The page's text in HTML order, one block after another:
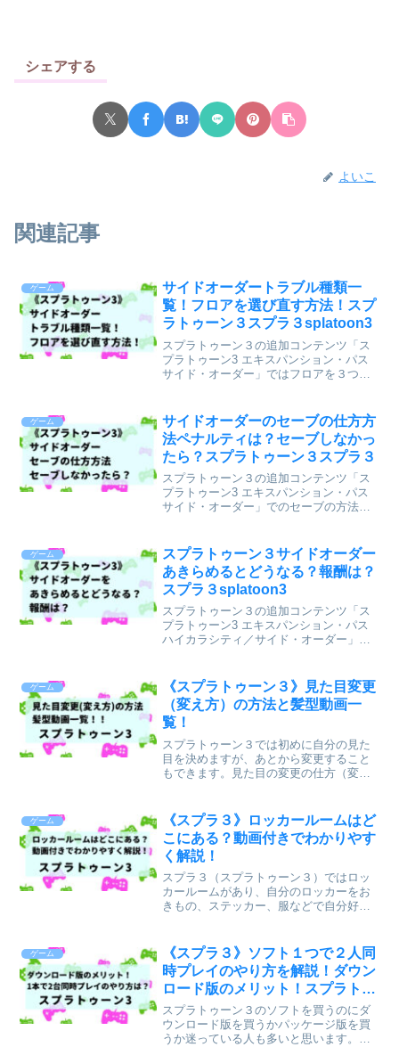
シェアする
よいこ
関連記事
ゲーム
サイドオーダートラブル種類一
覧！フロアを選び直す方法！スプ
ラトゥーン３スプラ３splatoon3
スプラトゥーン３の追加コンテンツ「ス
プラトゥーン3 エキスパンション・パス
サイド・オーダー」ではフロアを３つか
フロアクリアが一気に難しくなってしま
い、フロア選びに迷う...
ゲーム
サイドオーダーのセーブの仕方方
法ペナルティは？セーブしなかっ
たら？スプラトゥーン３スプラ３
スプラトゥーン３の追加コンテンツ「ス
プラトゥーン3 エキスパンション・パス
サイド・オーダー」でのセーブの方法と
ないでゲームを終わった場合どこから始
まるかについて記事に...
ゲーム
スプラトゥーン３サイドオーダー
あきらめるとどうなる？報酬は？
スプラ３splatoon3
スプラトゥーン３の追加コンテンツ「ス
プラトゥーン3 エキスパンション・パス
ハイカラシティ／サイド・オーダー」で
ダー諦めるとどうなる？報酬は？サイド
オーダーは塔の途中で「...
ゲーム
《スプラトゥーン３》見た目変更
（変え方）の方法と髪型動画一
覧！
スプラトゥーン３では初めに自分の見た
目を決めますが、あとから変更すること
もできます。見た目の変更の仕方（変え
広場のマップ！施設の行き方！目的地に
ジャンプする方法！ナワバ...
ゲーム
《スプラ３》ロッカールームはど
こにある？動画付きでわかりやす
く解説！
スプラ３（スプラトゥーン３）ではロッ
カールームがあり、自分のロッカーをお
きもの、ステッカー、服などで自分好み
画付きでわかりやすく記事にしていこう
と思います。ロッカールー...
ゲーム
《スプラ３》ソフト１つで２人同
時プレイのやり方を解説！ダウン
ロード版のメリット！スプラトゥ
ーン３
スプラトゥーン３のソフトを買うのにダ
ウンロード版を買うかパッケージ版を買
うか迷っている人も多いと思います。も